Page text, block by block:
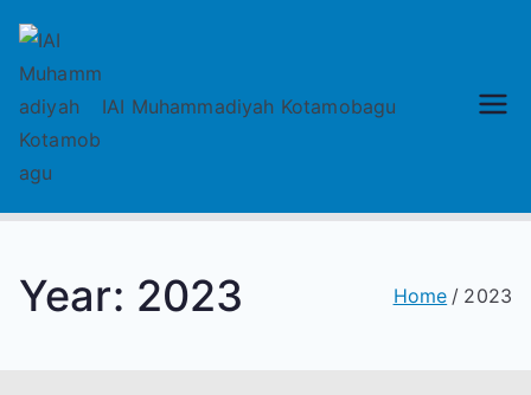
content
IAI
IAI Muhammadiyah Kotamobagu
Year: 2023 Home 2023